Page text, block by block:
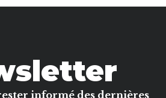
informé des dernières